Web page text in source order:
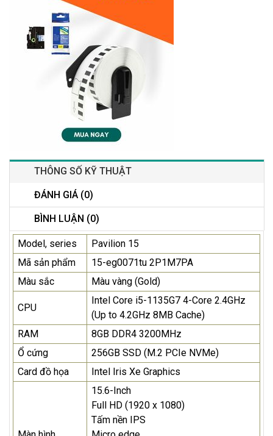
THÔNG SỐ KỸ THUẬT
ĐÁNH GIÁ (0)
BÌNH LUẬN (0)
Model, series
Pavilion 15
Mã sản phẩm
15-eg0071tu 2P1M7PA
Màu sắc
Màu vàng (Gold)
CPU
Intel Core i5-1135G7 4-Core 2.4GHz
(Up to 4.2GHz 8MB Cache)
RAM
8GB DDR4 3200MHz
Ổ cứng
256GB SSD (M.2 PCIe NVMe)
Card đồ họa
Intel Iris Xe Graphics
15.6-Inch
Full HD (1920 x 1080)
Tấm nền IPS